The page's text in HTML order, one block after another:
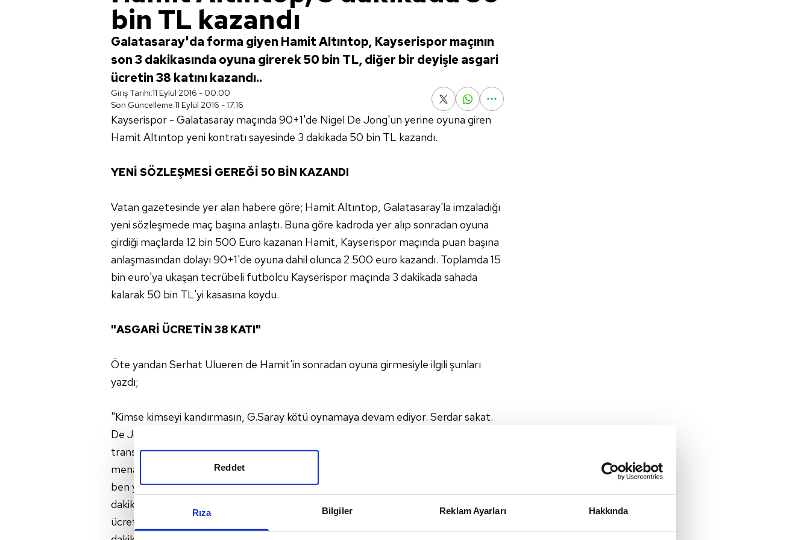
Rıza Bilgiler Reklam Ayarları Hakkında
Reddet
bin TL kazandı
Galatasaray'da forma giyen Hamit Altıntop, Kayserispor maçının
son 3 dakikasında oyuna girerek 50 bin TL, diğer bir deyişle asgari
ücretin 38 katını kazandı..
Giriş Tarihi:11 Eylül 2016 - 00:00
Son Güncelleme:11 Eylül 2016 - 17:16
Kayserispor - Galatasaray maçında 90+1'de Nigel De Jong'un yerine oyuna giren
Hamit Altıntop yeni kontratı sayesinde 3 dakikada 50 bin TL kazandı.
YENİ SÖZLEŞMESİ GEREĞİ 50 BİN KAZANDI
Vatan gazetesinde yer alan habere göre; Hamit Altıntop, Galatasaray'la imzaladığı
yeni sözleşmede maç başına anlaştı. Buna göre kadroda yer alıp sonradan oyuna
girdiği maçlarda 12 bin 500 Euro kazanan Hamit, Kayserispor maçında puan başına
anlaşmasından dolayı 90+1'de oyuna dahil olunca 2.500 euro kazandı. Toplamda 15
bin euro'ya ukaşan tecrübeli futbolcu Kayserispor maçında 3 dakikada sahada
kalarak 50 bin TL'yi kasasına koydu.
"ASGARİ ÜCRETİN 38 KATI"
Öte yandan Serhat Ulueren de Hamit'in sonradan oyuna girmesiyle ilgili şunları
yazdı;
"Kimse kimseyi kandırmasın, G.Saray kötü oynamaya devam ediyor. Serdar sakat.
De Jong girdi ve sakatlanıp çıktı. Cavanda, Sigthorsson sakat. Eee sonra G.Saray
transferde süper adamlar almış. Fiyasko transferleri yapan G.Saray yöneticilerin ve
menajerlerin isimlerinin kulüp tarafından açıklanmasını istiyorum. Açıklamazlarsa
ben yazacağım! Gelelim Hamit olayına. Dün 90+1'de De Jong'un yerine girdi. Peki 3
dakika sahada kalarak ne kazandı? Tam 15 bin Euro yani 50 bin TL. Türkiye'de asgari
ücretle çalışan 1 kişi ayda 1300 TL net kazanıyor. Bir başka ifadeyle Hamit'in 3